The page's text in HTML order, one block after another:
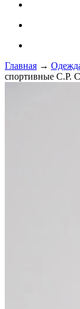
Главная →
спортивные C.P.